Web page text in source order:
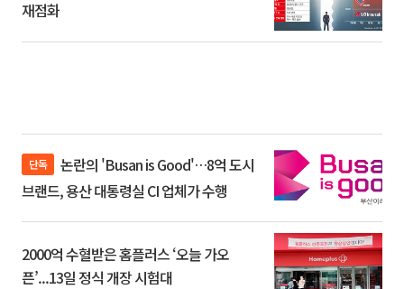
재점화
단독
브랜드, 용산 대통령실 CI 업체가 수행
2000억 수혈받은 홈플러스 ‘오늘 가오
픈’...13일 정식 개장 시험대